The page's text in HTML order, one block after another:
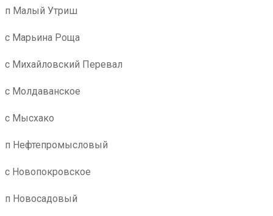
п Малый Утриш
с Марьина Роща
с Михайловский Перевал
с Молдаванское
с Мысхако
п Нефтепромысловый
с Новопокровское
п Новосадовый